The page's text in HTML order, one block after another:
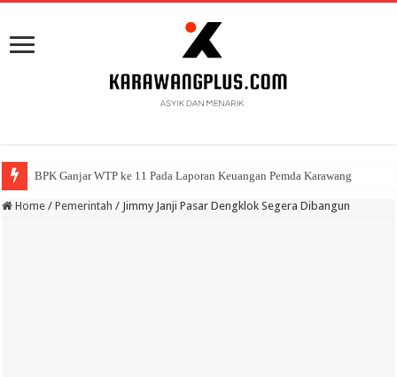
BPK Ganjar WTP ke 11 Pada Laporan Keuangan Pemda Karawang
Home / Pemerintah / Jimmy Janji Pasar Dengklok Segera Dibangun